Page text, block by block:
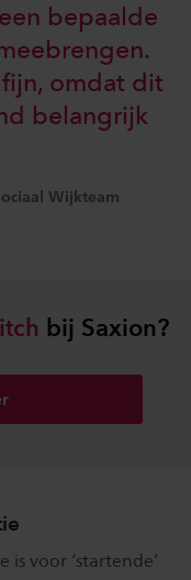
bepaalde
omdat dit
belangrijk
Wijkteam
bij Saxion?
voor ‘startende’